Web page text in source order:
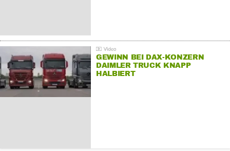
GEWINN BEI DAX-KONZERN
DAIMLER TRUCK KNAPP
HALBIERT